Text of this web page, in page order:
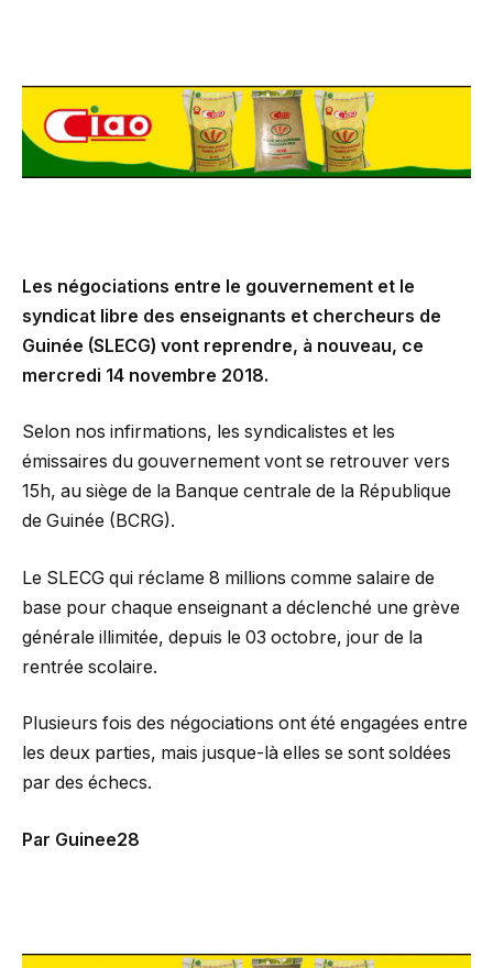
Les négociations entre le gouvernement et le
syndicat libre des enseignants et chercheurs de
Guinée (SLECG) vont reprendre, à nouveau, ce
mercredi 14 novembre 2018.
Selon nos infirmations, les syndicalistes et les
émissaires du gouvernement vont se retrouver vers
15h, au siège de la Banque centrale de la République
de Guinée (BCRG).
Le SLECG qui réclame 8 millions comme salaire de
base pour chaque enseignant a déclenché une grève
générale illimitée, depuis le 03 octobre, jour de la
rentrée scolaire.
Plusieurs fois des négociations ont été engagées entre
les deux parties, mais jusque-là elles se sont soldées
par des échecs.
Par Guinee28